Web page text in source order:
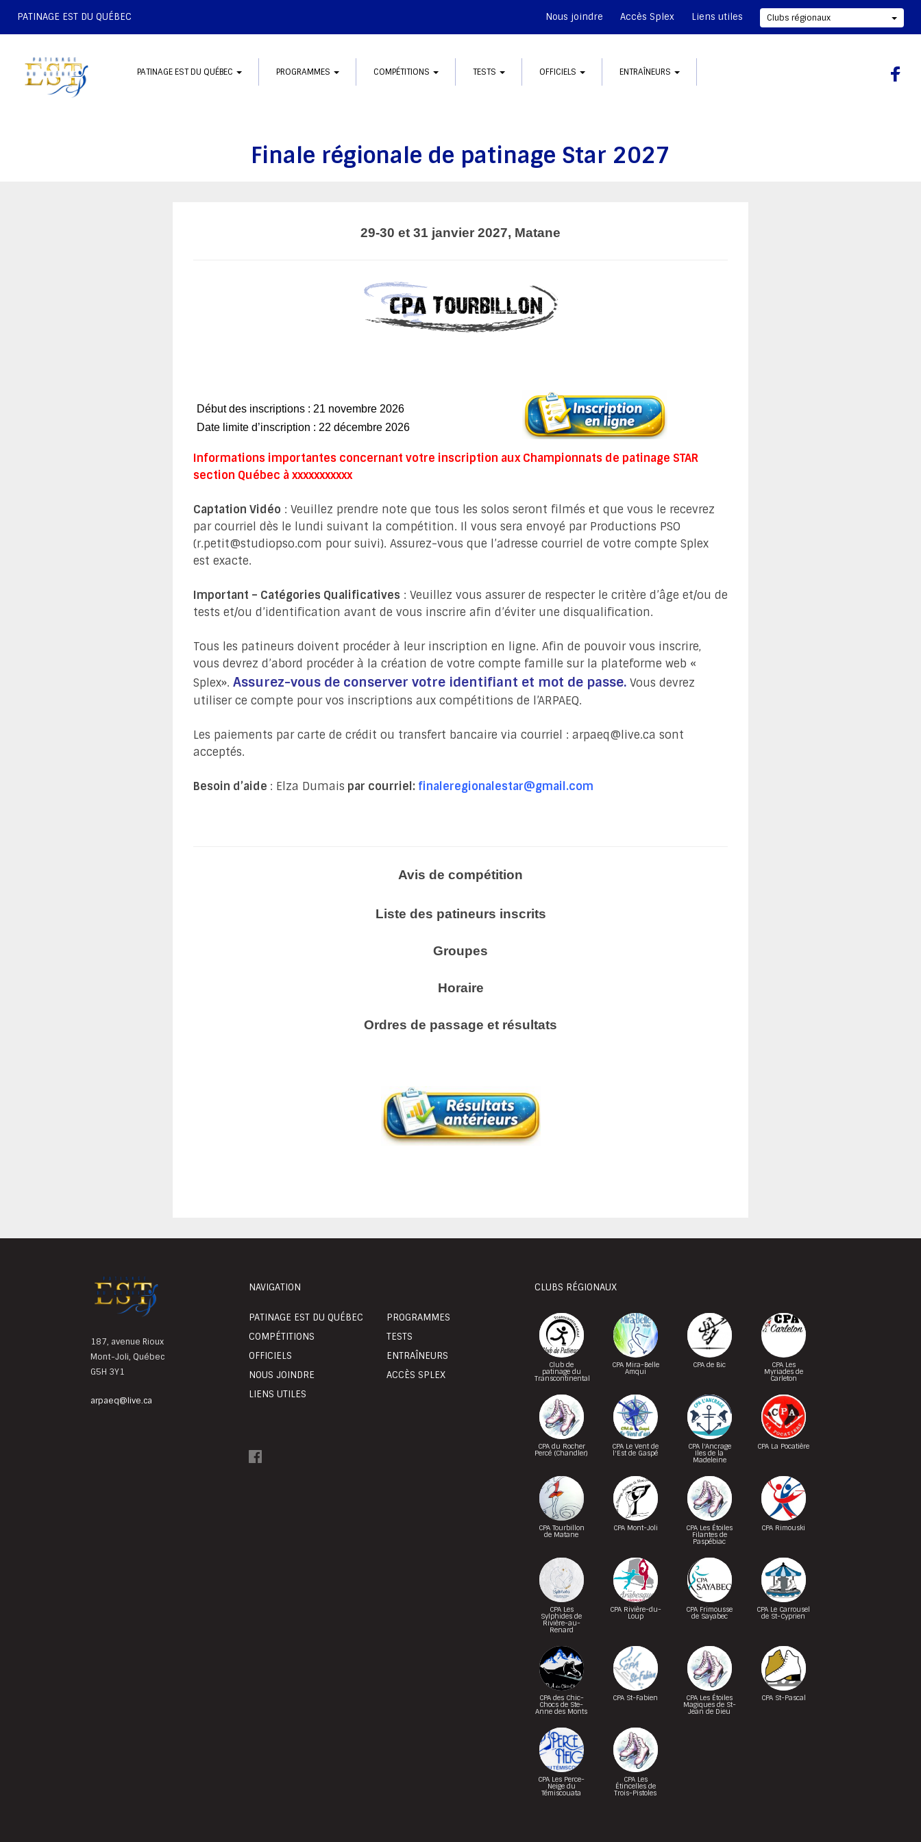
PATINAGE EST DU QUÉBEC Nous joindre Accès Splex Liens utiles Clubs régionaux
PATINAGE EST DU QUÉBEC PROGRAMMES COMPÉTITIONS TESTS OFFICIELS ENTRAÎNEURS
Finale régionale de patinage Star 2027
29-30 et 31 janvier 2027, Matane
Début des inscriptions : 21 novembre 2026
Date limite d’inscription : 22 décembre 2026
Informations importantes concernant votre inscription aux Championnats de patinage STAR
section Québec à xxxxxxxxxxx
Captation Vidéo : Veuillez prendre note que tous les solos seront filmés et que vous le recevrez
par courriel dès le lundi suivant la compétition. Il vous sera envoyé par Productions PSO
(r.petit@studiopso.com pour suivi). Assurez-vous que l’adresse courriel de votre compte Splex
est exacte.
Important – Catégories Qualificatives : Veuillez vous assurer de respecter le critère d’âge et/ou de
tests et/ou d’identification avant de vous inscrire afin d’éviter une disqualification.
Tous les patineurs doivent procéder à leur inscription en ligne. Afin de pouvoir vous inscrire,
vous devrez d’abord procéder à la création de votre compte famille sur la plateforme web «
Splex». Assurez-vous de conserver votre identifiant et mot de passe. Vous devrez
utiliser ce compte pour vos inscriptions aux compétitions de l’ARPAEQ.
Les paiements par carte de crédit ou transfert bancaire via courriel : arpaeq@live.ca sont
acceptés.
Besoin d’aide : Elza Dumais par courriel: finaleregionalestar@gmail.com
Avis de compétition
Liste des patineurs inscrits
Groupes
Horaire
Ordres de passage et résultats
187, avenue Rioux
Mont-Joli, Québec
G5H 3Y1
arpaeq@live.ca
NAVIGATION
PATINAGE EST DU QUÉBEC
PROGRAMMES
COMPÉTITIONS
TESTS
OFFICIELS
ENTRAÎNEURS
NOUS JOINDRE
ACCÈS SPLEX
LIENS UTILES
CLUBS RÉGIONAUX
Club de
patinage du
Transcontinental
CPA Mira-Belle
Amqui
CPA de Bic CPA Les
Myriades de
Carleton
CPA du Rocher
Percé (Chandler)
CPA Le Vent de
l'Est de Gaspé
CPA l'Ancrage
Iles de la
Madeleine
CPA La Pocatière
CPA Tourbillon
de Matane
CPA Mont-Joli CPA Les Étoiles
Filantes de
Paspébiac
CPA Rimouski
CPA Les
Sylphides de
Rivière-au-
Renard
CPA Rivière-du-
Loup
CPA Frimousse
de Sayabec
CPA Le Carrousel
de St-Cyprien
CPA des Chic-
Chocs de Ste-
Anne des Monts
CPA St-Fabien CPA Les Étoiles
Magiques de St-
Jean de Dieu
CPA St-Pascal
CPA Les Perce-
Neige du
Témiscouata
CPA Les
Étincelles de
Trois-Pistoles